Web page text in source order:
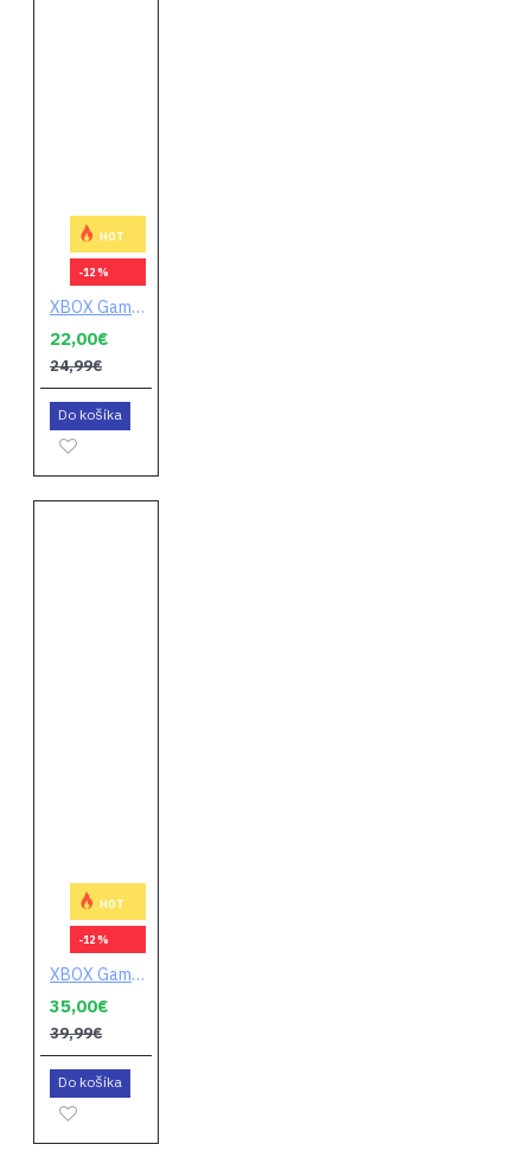
HOT
-12 %
XBOX Game Pass Core 3 mesiace
22,00€
24,99€
Do košíka
HOT
-12 %
XBOX Game Pass Core 6 mesiacov
35,00€
39,99€
Do košíka